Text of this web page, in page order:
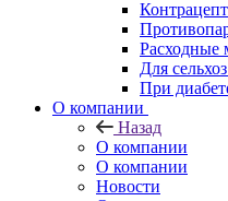
Расходные
Для
При
О компании
Назад
О компании
О компании
Новости